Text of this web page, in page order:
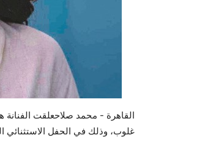
القاهرة - محمد صلاحعلقت الفنانة
غلوب، وذلك في الحفل الاستثنائي